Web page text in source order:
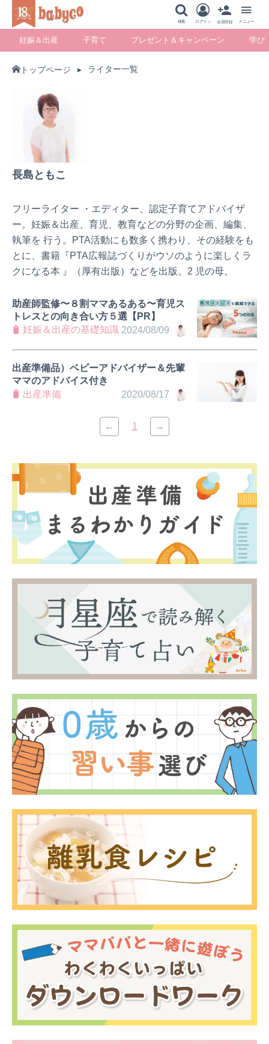
検索 ログイン 会員登録 メニュー
妊娠＆出産 子育て プレゼント＆キャンペーン 学び
トップページ ライター一覧
長島ともこ
フリーライター ・エディター、認定子育てアドバイザ
ー。妊娠＆出産、育児、教育などの分野の企画、編集、
執筆を 行う。PTA活動にも数多く携わり、その経験をも
とに、書籍『PTA広報誌づくりがウソのように楽しくラ
クになる本 』（厚有出版）などを出版。2 児の母。
2024/08/09
助産師監修〜８割ママあるある〜育児ス
トレスとの向き合い方５選【PR】
妊娠＆出産の基礎知識
2020/08/17
出産準備品）ベビーアドバイザー＆先輩
ママのアドバイス付き
出産準備
← 1 →
暮らし